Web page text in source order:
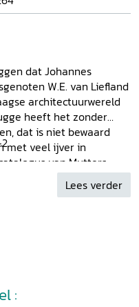
dat Johannes
W.E. van Liefland
architectuurwereld
heeft het zonder
dat is niet bewaard
met veel ijver in
van Mutters
Den Haag Centraal(17
Lees verder
: